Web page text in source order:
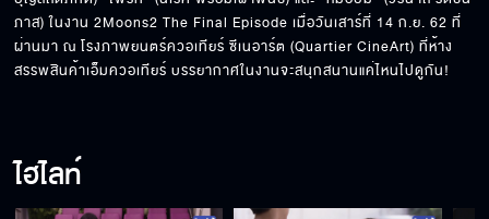
ภาส) ในงาน 2Moons2 The Final Episode เมื่อวันเสาร์ที่ 14 ก.ย. 62 ที่
ผ่านมา ณ โรงภาพยนตร์ควอเทียร์ ซีเนอาร์ต (Quartier CineArt) ที่ห้าง
สรรพสินค้าเอ็มควอเทียร์ บรรยากาศในงานจะสนุกสนานแค่ไหนไปดูกัน!
ไฮไลท์